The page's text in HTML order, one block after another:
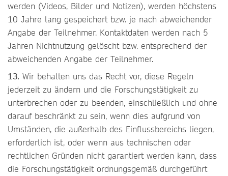
werden (Videos, Bilder und Notizen), werden höchstens
10 Jahre lang gespeichert bzw. je nach abweichender
Angabe der Teilnehmer. Kontaktdaten werden nach 5
Jahren Nichtnutzung gelöscht bzw. entsprechend der
abweichenden Angabe der Teilnehmer.
13. Wir behalten uns das Recht vor, diese Regeln
jederzeit zu ändern und die Forschungstätigkeit zu
unterbrechen oder zu beenden, einschließlich und ohne
darauf beschränkt zu sein, wenn dies aufgrund von
Umständen, die außerhalb des Einflussbereichs liegen,
erforderlich ist, oder wenn aus technischen oder
rechtlichen Gründen nicht garantiert werden kann, dass
die Forschungstätigkeit ordnungsgemäß durchgeführt